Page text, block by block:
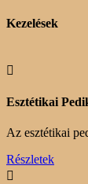
Kezelések

Esztétikai
Az esztétikai
Részletek
